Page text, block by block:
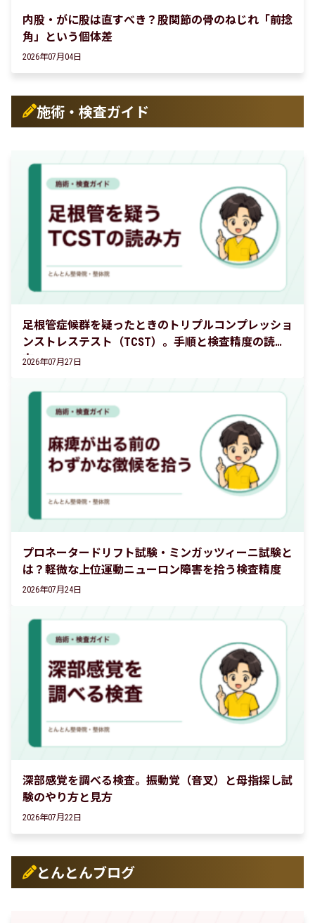
内股・がに股は直すべき？股関節の骨のねじれ「前捻
角」という個体差
2026年07月04日
施術・検査ガイド
足根管症候群を疑ったときのトリプルコンプレッショ
ンストレステスト（TCST）。手順と検査精度の読み
方
2026年07月27日
プロネータードリフト試験・ミンガッツィーニ試験と
は？軽微な上位運動ニューロン障害を拾う検査精度
2026年07月24日
深部感覚を調べる検査。振動覚（音叉）と母指探し試
験のやり方と見方
2026年07月22日
とんとんブログ